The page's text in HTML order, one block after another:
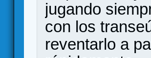
jugando
con los
reventarlo a